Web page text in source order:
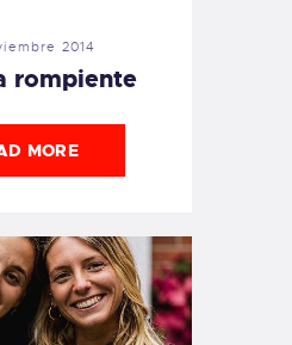
2014
rompiente
MORE